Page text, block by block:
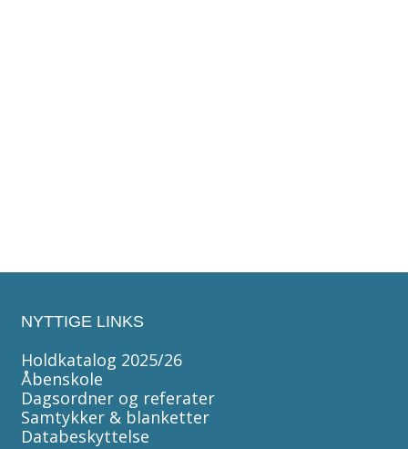
NYTTIGE LINKS
Holdkatalog 2025/26
Åbenskole
Dagsordner og referater
Samtykker & blanketter
Databeskyttelse